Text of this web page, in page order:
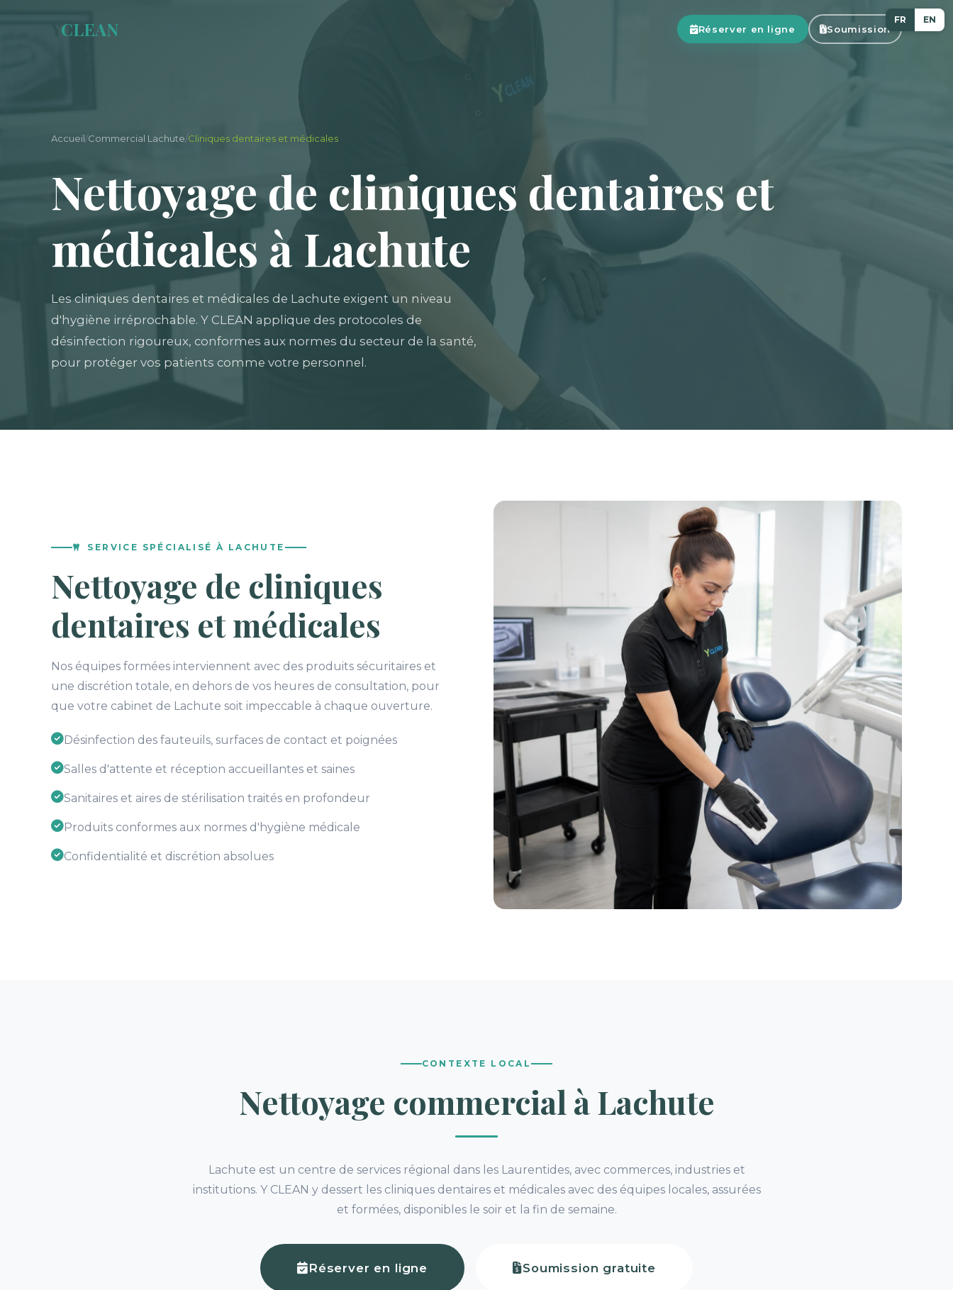
FR EN
CLEAN Réserver en ligne Soumission
Accueil/Commercial Lachute/Cliniques dentaires et médicales
Nettoyage de cliniques dentaires et
médicales à Lachute
Les cliniques dentaires et médicales de Lachute exigent un niveau
d'hygiène irréprochable. Y CLEAN applique des protocoles de
désinfection rigoureux, conformes aux normes du secteur de la santé,
pour protéger vos patients comme votre personnel.
SERVICE SPÉCIALISÉ À LACHUTE
Nettoyage de cliniques
dentaires et médicales
Nos équipes formées interviennent avec des produits sécuritaires et
une discrétion totale, en dehors de vos heures de consultation, pour
que votre cabinet de Lachute soit impeccable à chaque ouverture.
Désinfection des fauteuils, surfaces de contact et poignées
Salles d'attente et réception accueillantes et saines
Sanitaires et aires de stérilisation traités en profondeur
Produits conformes aux normes d'hygiène médicale
Confidentialité et discrétion absolues
CONTEXTE LOCAL
Nettoyage commercial à Lachute
Lachute est un centre de services régional dans les Laurentides, avec commerces, industries et
institutions. Y CLEAN y dessert les cliniques dentaires et médicales avec des équipes locales, assurées
et formées, disponibles le soir et la fin de semaine.
Réserver en ligne Soumission gratuite